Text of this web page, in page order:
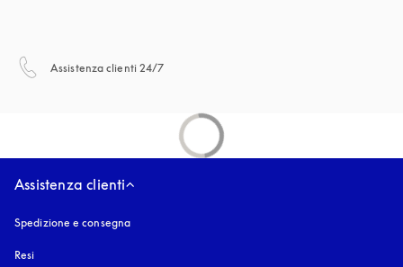
Assistenza clienti 24/7
Assistenza clienti
Spedizione e consegna
Resi